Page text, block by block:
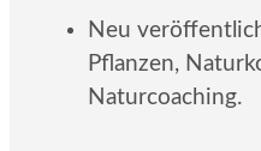
Neu
Pflanzen,
Naturcoaching.